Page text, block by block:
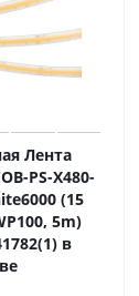
Лента
PS-X480-
(15
5m)
в